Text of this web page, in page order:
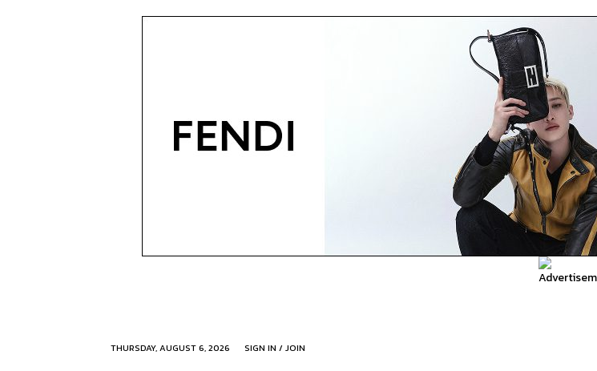
THURSDAY, AUGUST 6, 2026 SIGN IN / JOIN